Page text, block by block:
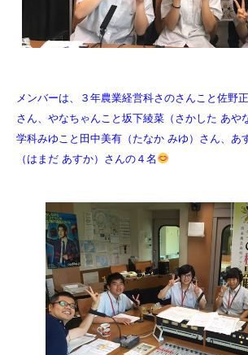
メンバーは、３年農業経営科さのさんこと佐野
さん、やなちゃんこと坂下綾菜（さかした あや
学科みゆこと田中美有（たなか みゆ）さん、あ
（はまだ あすか）さんの４名